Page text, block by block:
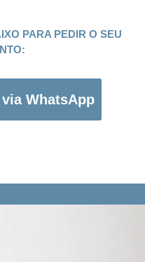
PARA PEDIR O SEU
WhatsApp